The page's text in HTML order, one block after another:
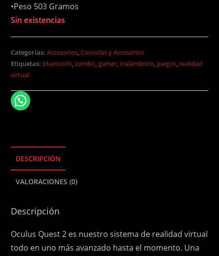
•Peso 503 Gramos
Sin existencias
Categorías:Accesorios,Consolas y Accesorios
Etiquetas: bluetooth,combo, gamer, inalambrico, juegos, realidad
virtual
DESCRIPCIÓN
VALORACIONES (0)
Descripción
Oculus Quest 2 es nuestro sistema de realidad virtual
todo en uno más avanzado hasta el momento. Una